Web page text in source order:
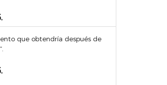
que obtendría después de